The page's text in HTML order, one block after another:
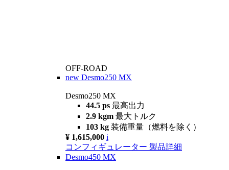
OFF-ROAD
new Desmo250 MX
Desmo250 MX
44.5 ps 最高出力
2.9 kgm 最大トルク
103 kg 装備重量（燃料を除く）
¥ 1,615,000 i
コンフィギュレーター 製品詳細
Desmo450 MX